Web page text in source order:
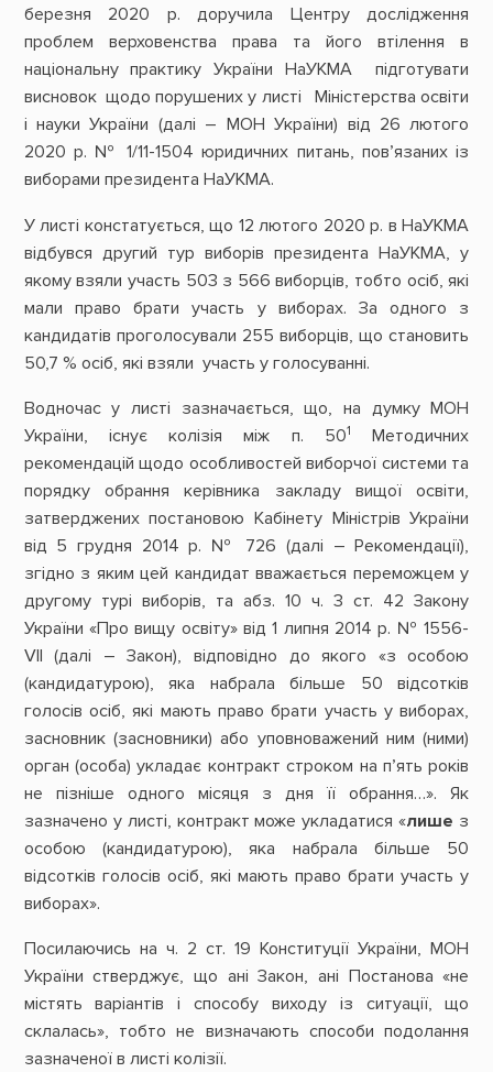
березня 2020 р. доручила Центру дослідження
проблем верховенства права та його втілення в
національну практику України НаУКМА підготувати
висновок щодо порушених у листі Міністерства освіти
і науки України (далі – МОН України) від 26 лютого
2020 р. № 1/11-1504 юридичних питань, пов’язаних із
виборами президента НаУКМА.
У листі констатується, що 12 лютого 2020 р. в НаУКМА
відбувся другий тур виборів президента НаУКМА, у
якому взяли участь 503 з 566 виборців, тобто осіб, які
мали право брати участь у виборах. За одного з
кандидатів проголосували 255 виборців, що становить
50,7 % осіб, які взяли участь у голосуванні.
Водночас у листі зазначається, що, на думку МОН
України, існує колізія між п. 501
Методичних
рекомендацій щодо особливостей виборчої системи та
порядку обрання керівника закладу вищої освіти,
затверджених постановою Кабінету Міністрів України
від 5 грудня 2014 р. № 726 (далі – Рекомендації),
згідно з яким цей кандидат вважається переможцем у
другому турі виборів, та абз. 10 ч. 3 ст. 42 Закону
України «Про вищу освіту» від 1 липня 2014 р. № 1556-
VII (далі – Закон), відповідно до якого «з особою
(кандидатурою), яка набрала більше 50 відсотків
голосів осіб, які мають право брати участь у виборах,
засновник (засновники) або уповноважений ним (ними)
орган (особа) укладає контракт строком на п’ять років
не пізніше одного місяця з дня її обрання…». Як
зазначено у листі, контракт може укладатися «лише з
особою (кандидатурою), яка набрала більше 50
відсотків голосів осіб, які мають право брати участь у
виборах».
Посилаючись на ч. 2 ст. 19 Конституції України, МОН
України стверджує, що ані Закон, ані Постанова «не
містять варіантів і способу виходу із ситуації, що
склалась», тобто не визначають способи подолання
зазначеної в листі колізії.